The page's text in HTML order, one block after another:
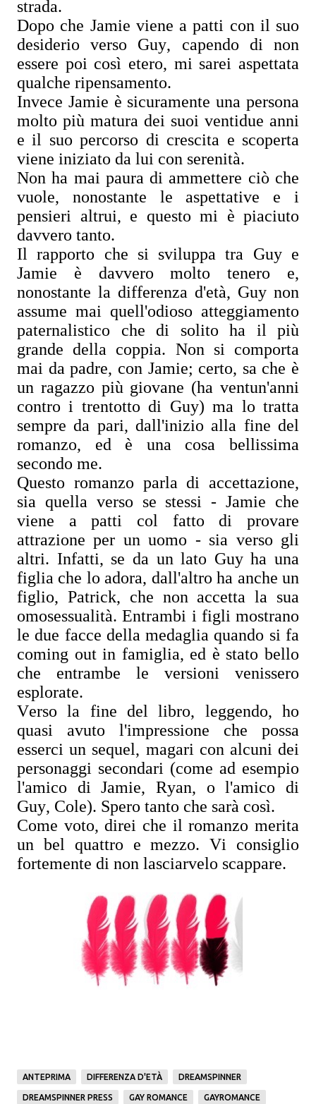
strada.
Dopo che Jamie viene a patti con il suo
desiderio verso Guy, capendo di non
essere poi così etero, mi sarei aspettata
qualche ripensamento.
Invece Jamie è sicuramente una persona
molto più matura dei suoi ventidue anni
e il suo percorso di crescita e scoperta
viene iniziato da lui con serenità.
Non ha mai paura di ammettere ciò che
vuole, nonostante le aspettative e i
pensieri altrui, e questo mi è piaciuto
davvero tanto.
Il rapporto che si sviluppa tra Guy e
Jamie è davvero molto tenero e,
nonostante la differenza d'età, Guy non
assume mai quell'odioso atteggiamento
paternalistico che di solito ha il più
grande della coppia. Non si comporta
mai da padre, con Jamie; certo, sa che è
un ragazzo più giovane (ha ventun'anni
contro i trentotto di Guy) ma lo tratta
sempre da pari, dall'inizio alla fine del
romanzo, ed è una cosa bellissima
secondo me.
Questo romanzo parla di accettazione,
sia quella verso se stessi - Jamie che
viene a patti col fatto di provare
attrazione per un uomo - sia verso gli
altri. Infatti, se da un lato Guy ha una
figlia che lo adora, dall'altro ha anche un
figlio, Patrick, che non accetta la sua
omosessualità. Entrambi i figli mostrano
le due facce della medaglia quando si fa
coming out in famiglia, ed è stato bello
che entrambe le versioni venissero
esplorate.
Verso la fine del libro, leggendo, ho
quasi avuto l'impressione che possa
esserci un sequel, magari con alcuni dei
personaggi secondari (come ad esempio
l'amico di Jamie, Ryan, o l'amico di
Guy, Cole). Spero tanto che sarà così.
Come voto, direi che il romanzo merita
un bel quattro e mezzo. Vi consiglio
fortemente di non lasciarvelo scappare.
ANTEPRIMA DIFFERENZA D'ETÀ DREAMSPINNER
DREAMSPINNER PRESS GAY ROMANCE GAYROMANCE